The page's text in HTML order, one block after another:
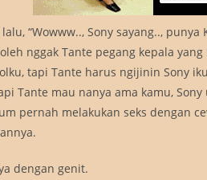
“Wowww.., Sony sayang..,
nggak Tante pegang kepala
tapi Tante harus ngijinin Sony
Tante mau nanya ama kamu,
pernah melakukan seks dengan
dengan genit.